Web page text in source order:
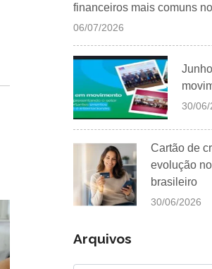
financeiros mais comuns
06/07/2026
30/06/
Cartão de
evolução
brasileiro
30/06/2026
Arquivos